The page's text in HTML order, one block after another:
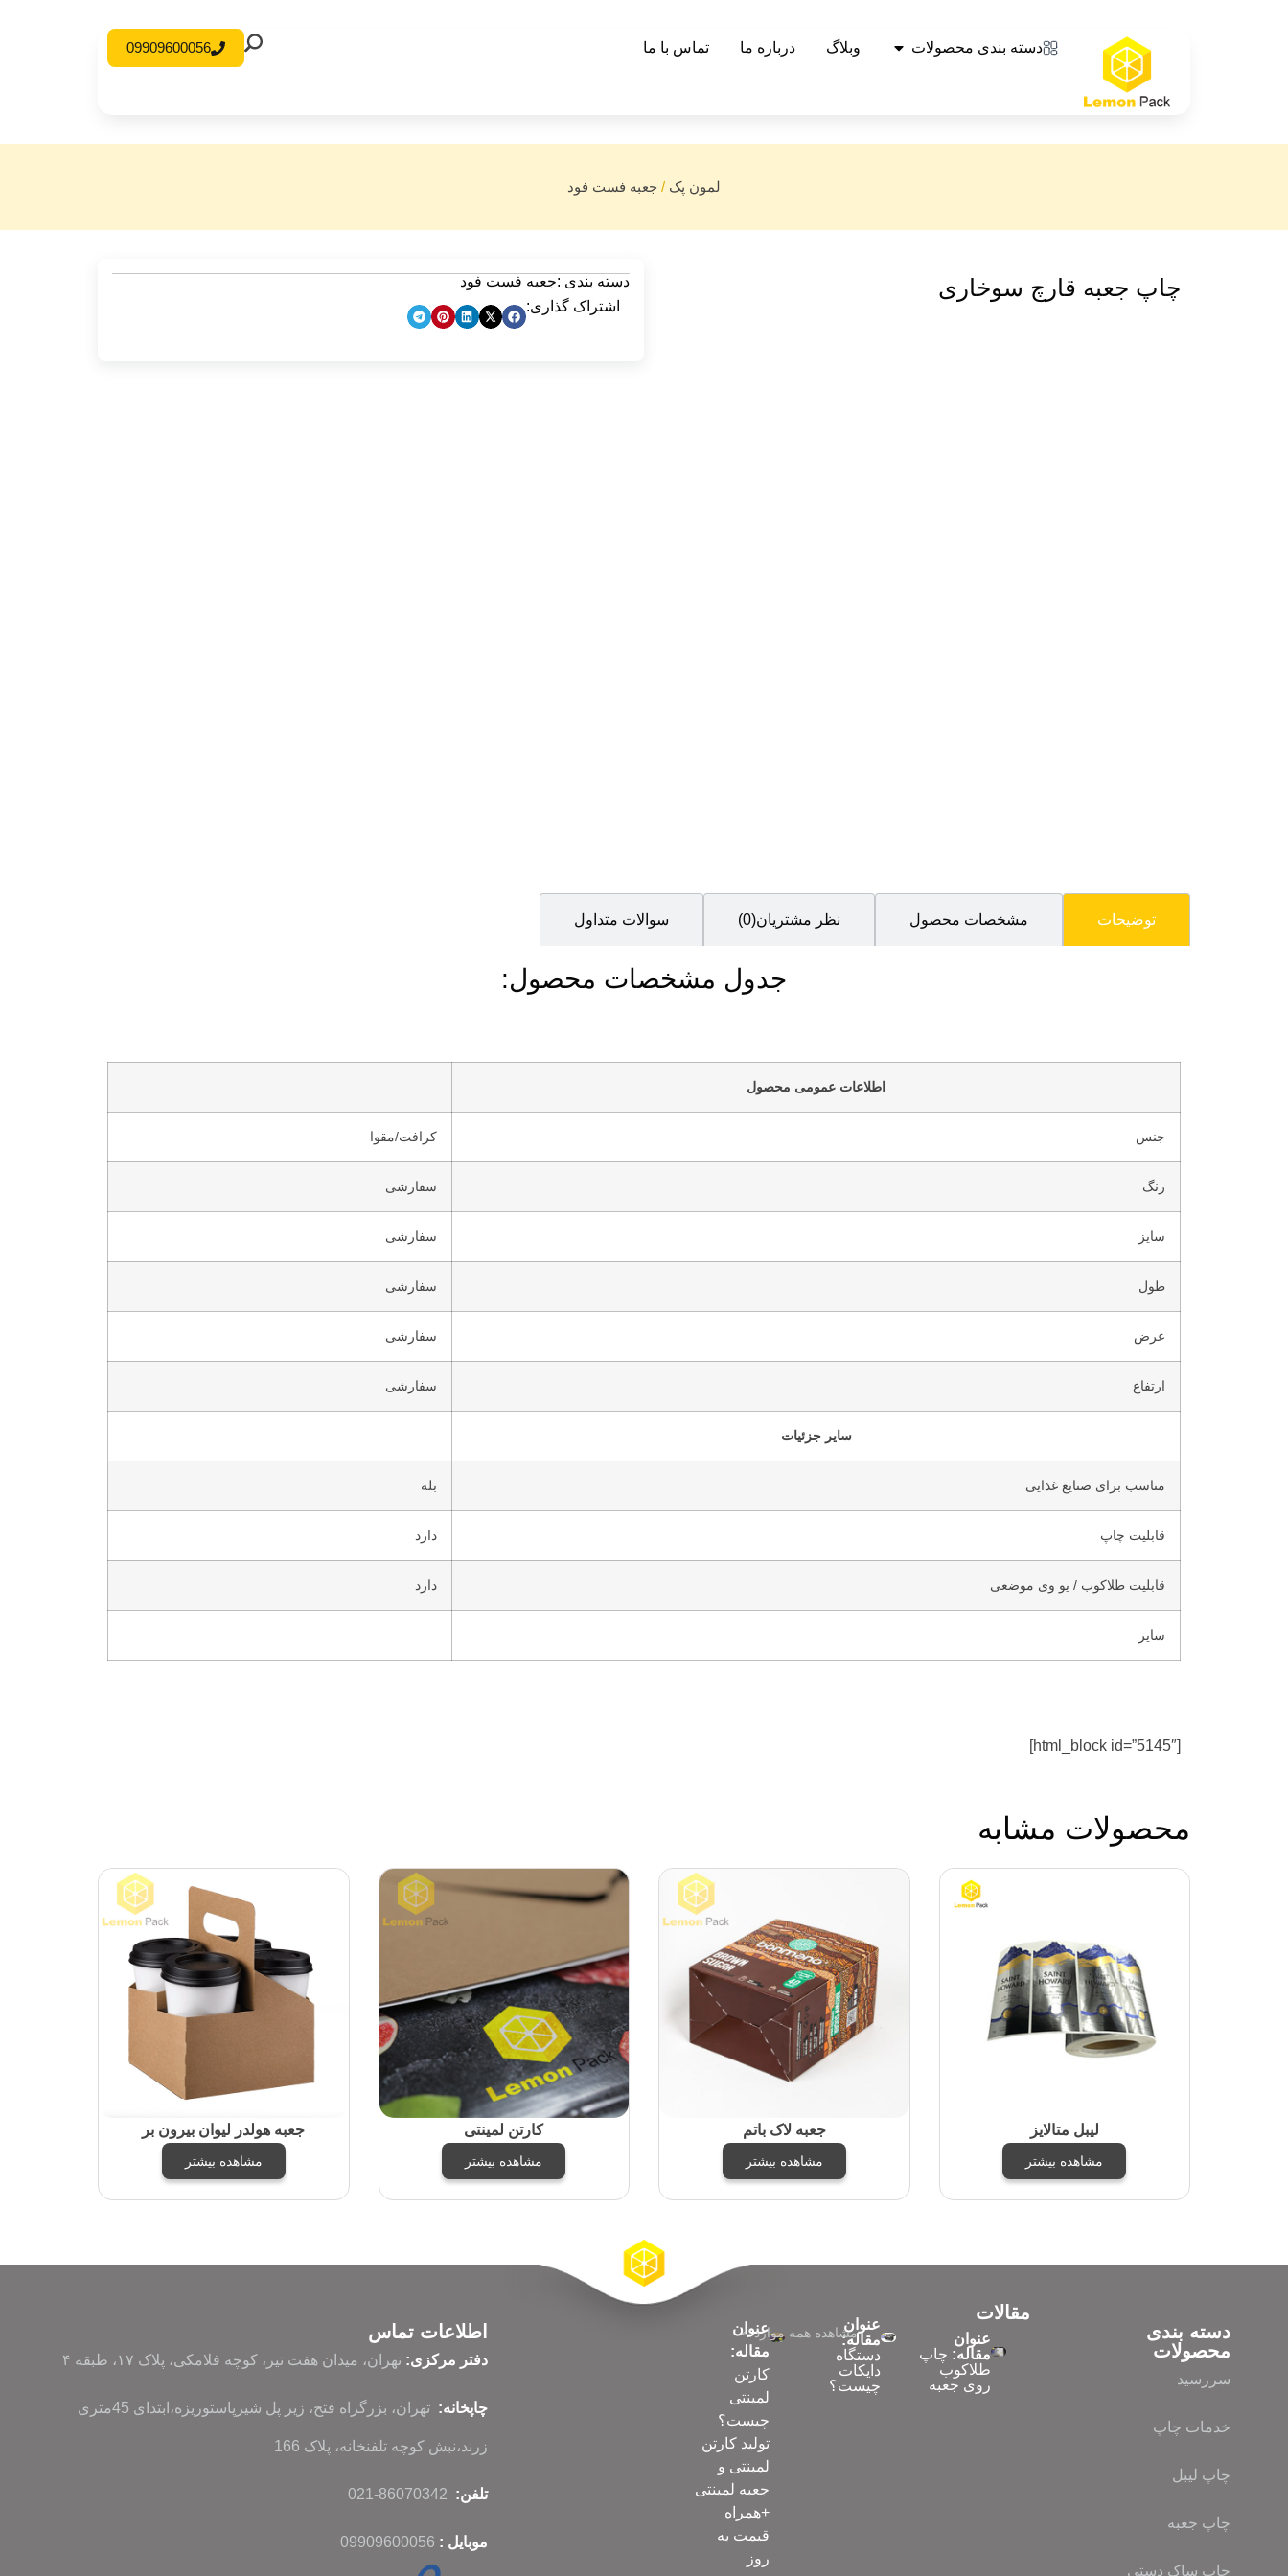
دسته بندی محصولات وبلاگ درباره ما تماس با ما 09909600056
لمون پک / جعبه فست فود
چاپ جعبه قارچ سوخاری دسته بندی :جعبه فست فود
اشتراک گذاری:
توضیحات مشخصات محصول نظر مشتریان(0) سوالات متداول
جدول مشخصات محصول:
اطلاعات عمومی محصول
جنس کرافت/مقوا
رنگ سفارشی
سایز سفارشی
طول سفارشی
عرض سفارشی
ارتفاع سفارشی
سایر جزئیات
مناسب برای صنایع غذایی بله
قابلیت چاپ دارد
قابلیت طلاکوب / یو وی موضعی دارد
سایر
[html_block id=”5145″]
محصولات مشابه
لیبل متالایز
مشاهده بیشتر
جعبه لاک باتم
مشاهده بیشتر
کارتن لمینتی
مشاهده بیشتر
جعبه هولدر لیوان بیرون بر
مشاهده بیشتر
دسته بندی
محصولات
سررسید
خدمات چاپ
چاپ لیبل
چاپ جعبه
چاپ ساک دستی
مقالات
مشاهده همه موارد
عنوان
مقاله: چاپ
طلاکوب
روی جعبه
عنوان
مقاله:
دستگاه
دایکات
چیست؟
عنوان
مقاله:
کارتن
لمینتی
چیست؟
تولید کارتن
لمینتی و
جعبه لمینتی
+همراه
قیمت به
روز
اطلاعات تماس
دفتر مرکزی:تهران، میدان هفت تیر، کوچه فلامکی، پلاک ۱۷، طبقه ۴
چاپخانه: تهران، بزرگراه فتح، زیر پل شیرپاستوریزه،ابتدای 45متری
زرند،نبش کوچه تلفنخانه، پلاک 166
تلفن:
موبایل : 09909600056